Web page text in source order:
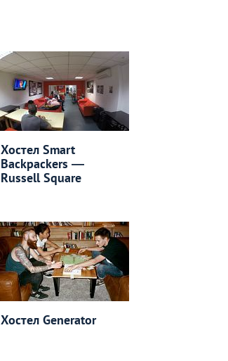
Хостел Smart
Backpackers —
Russell Square
Хостел Generator